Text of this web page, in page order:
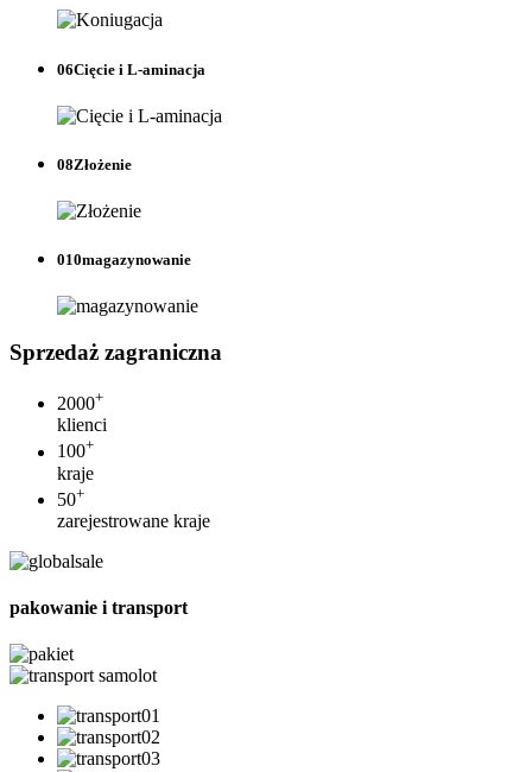
06Cięcie i L-aminacja
08Złożenie
010magazynowanie
Sprzedaż zagraniczna
2000+
klienci
100+
kraje
50+
zarejestrowane kraje
pakowanie i transport